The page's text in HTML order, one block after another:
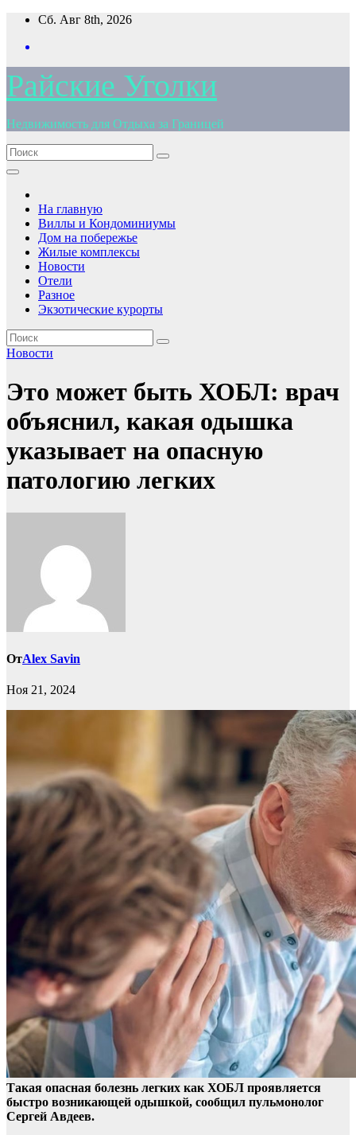
Перейти
содержимому
Сб. Авг 8th, 2026
Райские Уголки
Недвижимость для Отдыха за Границей
На главную
Виллы и Кондоминиумы
Дом на побережье
Жилые комплексы
Новости
Отели
Разное
Экзотические курорты
Новости
Это может быть ХОБЛ: врач
объяснил, какая одышка
указывает на опасную
патологию легких
ОтAlex Savin
Ноя 21, 2024
Такая опасная болезнь легких как ХОБЛ проявляется
быстро возникающей одышкой, сообщил пульмонолог
Сергей Авдеев.